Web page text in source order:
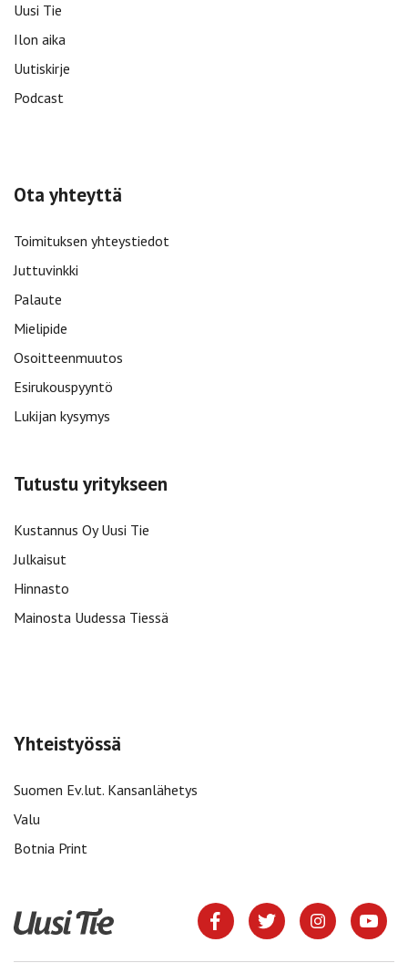
Uusi Tie
Ilon aika
Uutiskirje
Podcast
Ota yhteyttä
Toimituksen yhteystiedot
Juttuvinkki
Palaute
Mielipide
Osoitteenmuutos
Esirukouspyyntö
Lukijan kysymys
Tutustu yritykseen
Kustannus Oy Uusi Tie
Julkaisut
Hinnasto
Mainosta Uudessa Tiessä
Yhteistyössä
Suomen Ev.lut. Kansanlähetys
Valu
Botnia Print